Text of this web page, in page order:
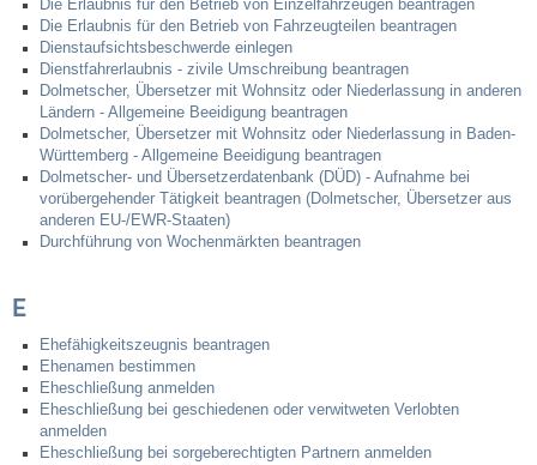
Die Erlaubnis für den Betrieb von Einzelfahrzeugen beantragen
Die Erlaubnis für den Betrieb von Fahrzeugteilen beantragen
Dienstaufsichtsbeschwerde einlegen
Dienstfahrerlaubnis - zivile Umschreibung beantragen
Dolmetscher, Übersetzer mit Wohnsitz oder Niederlassung in anderen
Ländern - Allgemeine Beeidigung beantragen
Dolmetscher, Übersetzer mit Wohnsitz oder Niederlassung in Baden-
Württemberg - Allgemeine Beeidigung beantragen
Dolmetscher- und Übersetzerdatenbank (DÜD) - Aufnahme bei
vorübergehender Tätigkeit beantragen (Dolmetscher, Übersetzer aus
anderen EU-/EWR-Staaten)
Durchführung von Wochenmärkten beantragen
E
Ehefähigkeitszeugnis beantragen
Ehenamen bestimmen
Eheschließung anmelden
Eheschließung bei geschiedenen oder verwitweten Verlobten
anmelden
Eheschließung bei sorgeberechtigten Partnern anmelden